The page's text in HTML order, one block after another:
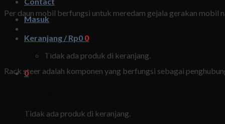
Masuk
Keranjang / Rp0 0
Tidak ada produk di keranjang.
0
Tidak ada produk di keranjang.
Per daun mobil berfungsi untuk meredam gejala gerakan mobil
Rack steer adalah komponen yang berfungsi sebagai